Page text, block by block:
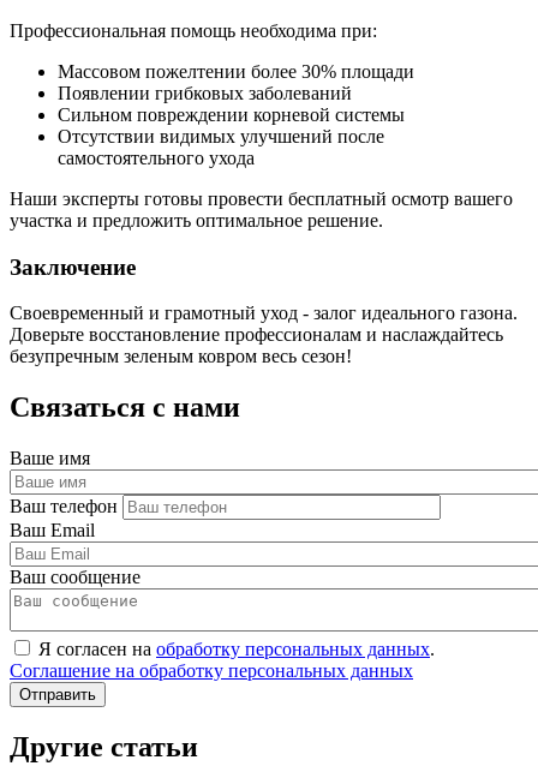
Профессиональная помощь необходима при:
Массовом пожелтении более 30% площади
Появлении грибковых заболеваний
Сильном повреждении корневой системы
Отсутствии видимых улучшений после
самостоятельного ухода
Наши эксперты готовы провести бесплатный осмотр вашего
участка и предложить оптимальное решение.
Заключение
Своевременный и грамотный уход - залог идеального газона.
Доверьте восстановление профессионалам и наслаждайтесь
безупречным зеленым ковром весь сезон!
Связаться с нами
Ваше имя
Ваш телефон
Ваш Email
Ваш сообщение
Я согласен на обработку персональных данных.
Соглашение на обработку персональных данных
Другие статьи